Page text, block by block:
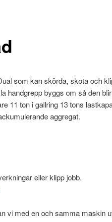
som kan skörda, skota och
handgrepp byggs om så den
11 ton i gallring 13 tons
aggregat.
eller klipp jobb.
vi med en och samma maskin